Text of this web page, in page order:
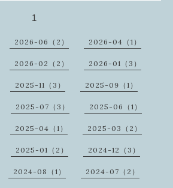
1
2026-06（2） 2026-04（1）
2026-02（2） 2026-01（3）
2025-11（3） 2025-09（1）
2025-07（3） 2025-06（1）
2025-04（1） 2025-03（2）
2025-01（2） 2024-12（3）
2024-08（1） 2024-07（2）